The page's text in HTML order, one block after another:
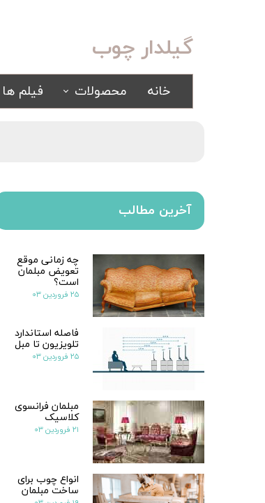
گیلدار چوب
خانه
محصولات
سرویس خواب آینه ای
سرویس خواب سفید
سیسمونی کمد و
فیلم
آخرین مطالب
چه زمانی موقع
تعویض مبلمان
است؟
۲۵ فروردین ۰۳
فاصله استاندارد
تلویزیون تا مبل
۲۵ فروردین ۰۳
مبلمان فرانسوی
کلاسیک
۲۱ فروردین ۰۳
انواع چوب برای
ساخت مبلمان